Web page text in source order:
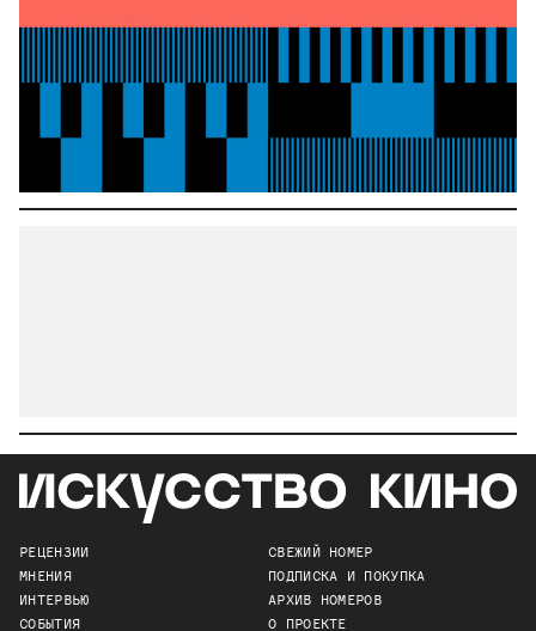
РЕЦЕНЗИИ
МНЕНИЯ
ИНТЕРВЬЮ
СОБЫТИЯ
СВЕЖИЙ НОМЕР
ПОДПИСКА И ПОКУПКА
АРХИВ НОМЕРОВ
О ПРОЕКТЕ